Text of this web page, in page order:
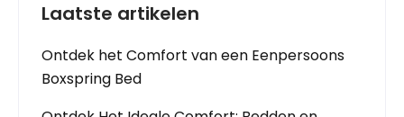
Laatste artikelen
Ontdek het Comfort van een Eenpersoons
Boxspring Bed